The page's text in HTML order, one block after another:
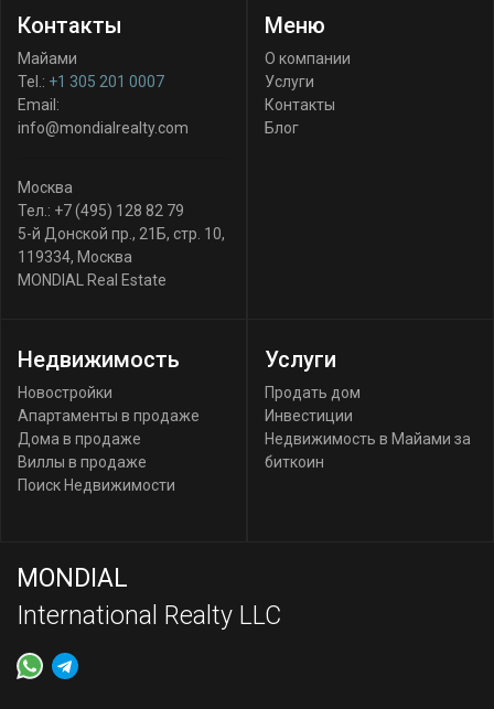
Контакты
Майами
Tel.: +1 305 201 0007
Email:
info@mondialrealty.com
Москва
Тел.: +7 (495) 128 82 79
5-й Донской пр., 21Б, стр. 10,
119334, Москва
MONDIAL Real Estate
Меню
О компании
Услуги
Контакты
Блог
Недвижимость
Новостройки
Апартаменты в продаже
Дома в продаже
Виллы в продаже
Поиск Недвижимости
Услуги
Продать дом
Инвестиции
Недвижимость в Майами за
биткоин
MONDIAL
International Realty LLC